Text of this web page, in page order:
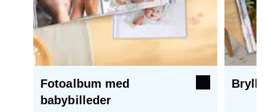
Fotoalbum med
babybilleder